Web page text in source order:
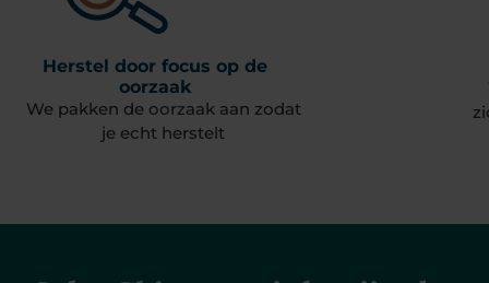
Herstel door focus op de
oorzaak
We pakken de oorzaak aan zodat
je echt herstelt